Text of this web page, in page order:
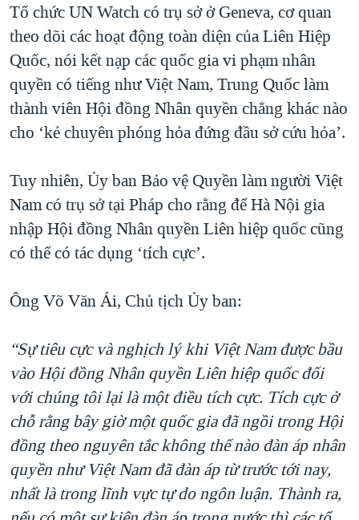
Tổ chức UN Watch có trụ sở ở Geneva, cơ quan
theo dõi các hoạt động toàn diện của Liên Hiệp
Quốc, nói kết nạp các quốc gia vi phạm nhân
quyền có tiếng như Việt Nam, Trung Quốc làm
thành viên Hội đồng Nhân quyền chẳng khác nào
cho ‘kẻ chuyên phóng hỏa đứng đầu sở cứu hỏa’.
Tuy nhiên, Ủy ban Bảo vệ Quyền làm người Việt
Nam có trụ sở tại Pháp cho rằng để Hà Nội gia
nhập Hội đồng Nhân quyền Liên hiệp quốc cũng
có thể có tác dụng ‘tích cực’.
Ông Võ Văn Ái, Chủ tịch Ủy ban:
“Sự tiêu cực và nghịch lý khi Việt Nam được bầu
vào Hội đồng Nhân quyền Liên hiệp quốc đối
với chúng tôi lại là một điều tích cực. Tích cực ở
chỗ rằng bây giờ một quốc gia đã ngồi trong Hội
đồng theo nguyên tắc không thể nào đàn áp nhân
quyền như Việt Nam đã đàn áp từ trước tới nay,
nhất là trong lĩnh vực tự do ngôn luận. Thành ra,